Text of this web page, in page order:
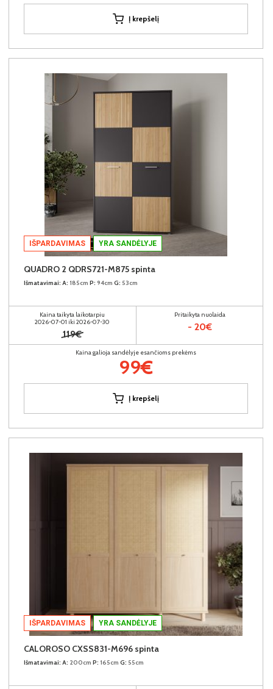
Į krepšelį
IŠPARDAVIMAS YRA SANDĖLYJE
QUADRO 2 QDRS721-M875 spinta
Išmatavimai: A: 185cm P: 94cm G: 53cm
Kaina taikyta laikotarpiu
2026-07-01 iki 2026-07-30
119€
Pritaikyta nuolaida
- 20€
Kaina galioja sandėlyje esančioms prekėms
99€
Į krepšelį
IŠPARDAVIMAS YRA SANDĖLYJE
CALOROSO CXSS831-M696 spinta
Išmatavimai: A: 200cm P: 165cm G: 55cm